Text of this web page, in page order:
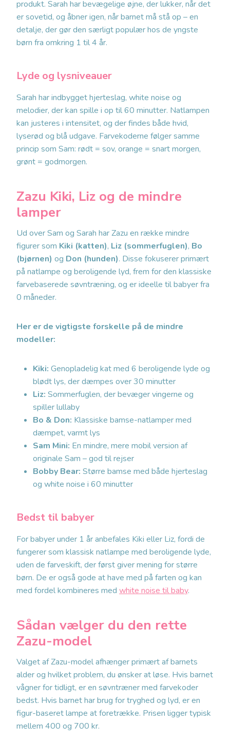
produkt. Sarah har bevægelige øjne, der lukker, når det
er sovetid, og åbner igen, når barnet må stå op – en
detalje, der gør den særligt populær hos de yngste
børn fra omkring 1 til 4 år.
Lyde og lysniveauer
Sarah har indbygget hjerteslag, white noise og
melodier, der kan spille i op til 60 minutter. Natlampen
kan justeres i intensitet, og der findes både hvid,
lyserød og blå udgave. Farvekoderne følger samme
princip som Sam: rødt = sov, orange = snart morgen,
grønt = godmorgen.
Zazu Kiki, Liz og de mindre
lamper
Ud over Sam og Sarah har Zazu en række mindre
figurer som Kiki (katten), Liz (sommerfuglen), Bo
(bjørnen) og Don (hunden). Disse fokuserer primært
på natlampe og beroligende lyd, frem for den klassiske
farvebaserede søvntræning, og er ideelle til babyer fra
0 måneder.
Her er de vigtigste forskelle på de mindre
modeller:
Kiki: Genopladelig kat med 6 beroligende lyde og
blødt lys, der dæmpes over 30 minutter
Liz: Sommerfuglen, der bevæger vingerne og
spiller lullaby
Bo & Don: Klassiske bamse-natlamper med
dæmpet, varmt lys
Sam Mini: En mindre, mere mobil version af
originale Sam – god til rejser
Bobby Bear: Større bamse med både hjerteslag
og white noise i 60 minutter
Bedst til babyer
For babyer under 1 år anbefales Kiki eller Liz, fordi de
fungerer som klassisk natlampe med beroligende lyde,
uden de farveskift, der først giver mening for større
børn. De er også gode at have med på farten og kan
med fordel kombineres med white noise til baby.
Sådan vælger du den rette
Zazu-model
Valget af Zazu-model afhænger primært af barnets
alder og hvilket problem, du ønsker at løse. Hvis barnet
vågner for tidligt, er en søvntræner med farvekoder
bedst. Hvis barnet har brug for tryghed og lyd, er en
figur-baseret lampe at foretrække. Prisen ligger typisk
mellem 400 og 700 kr.